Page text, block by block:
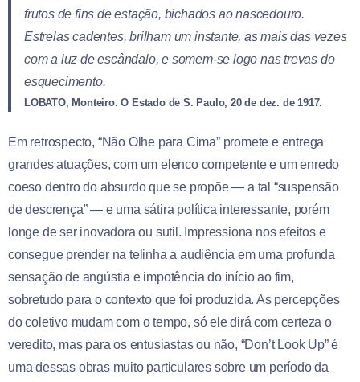
frutos de fins de estação, bichados ao nascedouro.
Estrelas cadentes, brilham um instante, as mais das vezes
com a luz de escândalo, e somem-se logo nas trevas do
esquecimento.
LOBATO, Monteiro. O Estado de S. Paulo, 20 de dez. de 1917.
Em retrospecto, “Não Olhe para Cima” promete e entrega
grandes atuações, com um elenco competente e um enredo
coeso dentro do absurdo que se propõe — a tal “suspensão
de descrença” — e uma sátira política interessante, porém
longe de ser inovadora ou sutil. Impressiona nos efeitos e
consegue prender na telinha a audiência em uma profunda
sensação de angústia e impotência do início ao fim,
sobretudo para o contexto que foi produzida. As percepções
do coletivo mudam com o tempo, só ele dirá com certeza o
veredito, mas para os entusiastas ou não, “Don’t Look Up” é
uma dessas obras muito particulares sobre um período da